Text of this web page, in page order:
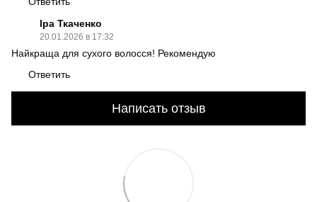
Іра Ткаченко
20.01.2026 в 17:32
Найкраща для сухого волосся! Рекомендую
Ответить
Написать отзыв